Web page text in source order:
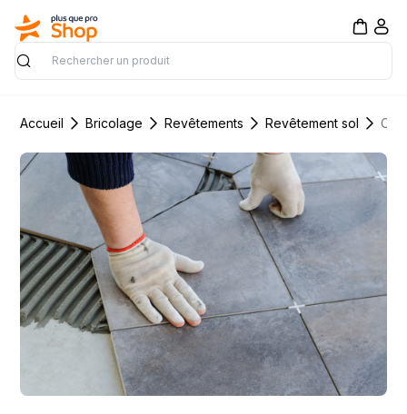
Rechercher
Accueil Bricolage Revêtements Revêtement sol